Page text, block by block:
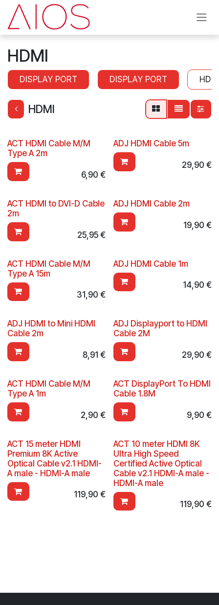
Se rendre au contenu
HDMI
DISPLAY PORT DISPLAY PORT
HDMI
ACT HDMI Cable M/M
Type A 2m
6,90 €
ADJ HDMI Cable 5m
29,90 €
ACT HDMI to DVI-D Cable
2m
25,95€
ADJ HDMI Cable 2m
19,90 €
ACT HDMI Cable M/M
Type A 15m
31,90 €
ADJ HDMI Cable 1m
14,90 €
ADJ HDMI to Mini HDMI
Cable 2m
8,91 €
ADJ Displayport to HDMI
Cable 2M
29,90 €
ACT HDMI Cable M/M
Type A 1m
2,90 €
ACT DisplayPort To HDMI
Cable 1.8M
9,90 €
ACT 15 meter HDMI
Premium 8K Active
Optical Cable v2.1 HDMI-
A male - HDMI-A male
119,90 €
ACT 10 meter HDMI 8K
Ultra High Speed
Certified Active Optical
Cable v2.1 HDMI-A male -
HDMI-A male
119,90 €